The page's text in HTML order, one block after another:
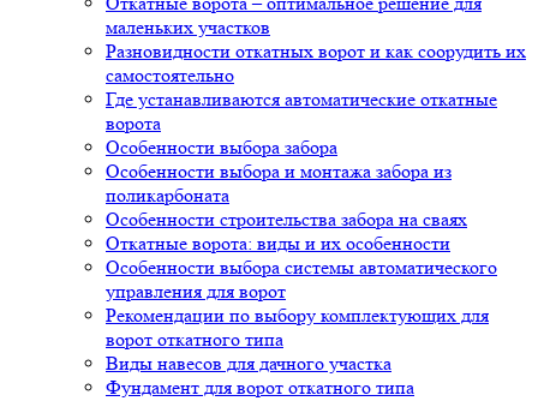
маленьких участков
Разновидности откатных ворот и как соорудить их
самостоятельно
Где устанавливаются автоматические откатные
ворота
Особенности выбора забора
Особенности выбора и монтажа забора из
поликарбоната
Особенности строительства забора на сваях
Откатные ворота: виды и их особенности
Особенности выбора системы автоматического
управления для ворот
Рекомендации по выбору комплектующих для
ворот откатного типа
Виды навесов для дачного участка
Фундамент для ворот откатного типа